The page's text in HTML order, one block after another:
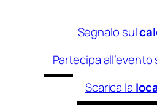
Segnalo sul
Partecipa all’evento
Scarica la